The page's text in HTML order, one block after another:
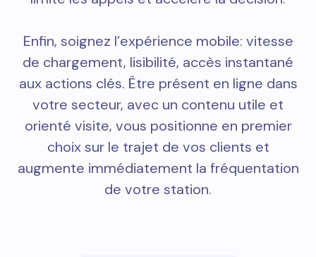
Enfin, soignez l’expérience mobile: vitesse
de chargement, lisibilité, accès instantané
aux actions clés. Être présent en ligne dans
votre secteur, avec un contenu utile et
orienté visite, vous positionne en premier
choix sur le trajet de vos clients et
augmente immédiatement la fréquentation
de votre station.